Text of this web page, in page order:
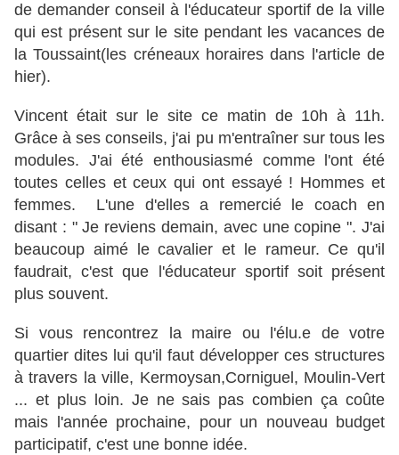
de demander conseil à l'éducateur sportif de la ville
qui est présent sur le site pendant les vacances de
la Toussaint(les créneaux horaires dans l'article de
hier).
Vincent était sur le site ce matin de 10h à 11h.
Grâce à ses conseils, j'ai pu m'entraîner sur tous les
modules. J'ai été enthousiasmé comme l'ont été
toutes celles et ceux qui ont essayé ! Hommes et
femmes. L'une d'elles a remercié le coach en
disant : " Je reviens demain, avec une copine ". J'ai
beaucoup aimé le cavalier et le rameur. Ce qu'il
faudrait, c'est que l'éducateur sportif soit présent
plus souvent.
Si vous rencontrez la maire ou l'élu.e de votre
quartier dites lui qu'il faut développer ces structures
à travers la ville, Kermoysan,Corniguel, Moulin-Vert
... et plus loin. Je ne sais pas combien ça coûte
mais l'année prochaine, pour un nouveau budget
participatif, c'est une bonne idée.